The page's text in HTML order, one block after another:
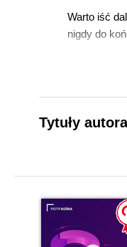
Warto iść
nigdy do
Tytuły